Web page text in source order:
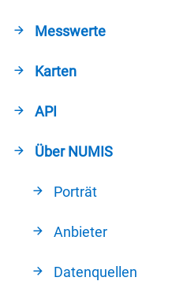
Messwerte
Karten
API
Über NUMIS
Porträt
Anbieter
Datenquellen